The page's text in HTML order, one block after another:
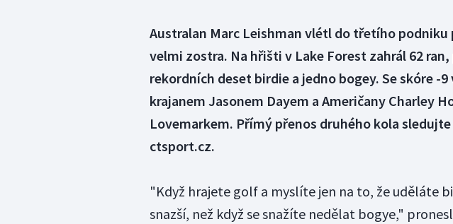
Australan Marc Leishman vlétl do třetího podniku
velmi zostra. Na hřišti v Lake Forest zahrál 62
rekordních deset birdie a jedno bogey. Se skóre -9
krajanem Jasonem Dayem a Američany Charley
Lovemarkem. Přímý přenos druhého kola sledujte
ctsport.cz.
"Když hrajete golf a myslíte jen na to, že uděláte
snazší, než když se snažíte nedělat bogye,"